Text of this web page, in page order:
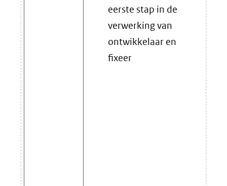
eerste stap in de
verwerking van
ontwikkelaar en
fixeer